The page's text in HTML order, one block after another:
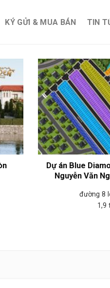
KÝ GỬI & MUA BÁN TIN
Dự án Blue
Nguyễn Văn
đường 8
1,9